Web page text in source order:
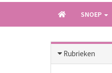
SNOEP
Rubrieken